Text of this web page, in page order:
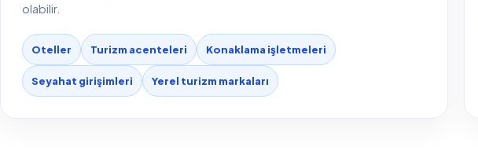
olabilir.
Oteller Turizm acenteleri Konaklama işletmeleri
Seyahat girişimleri Yerel turizm markaları